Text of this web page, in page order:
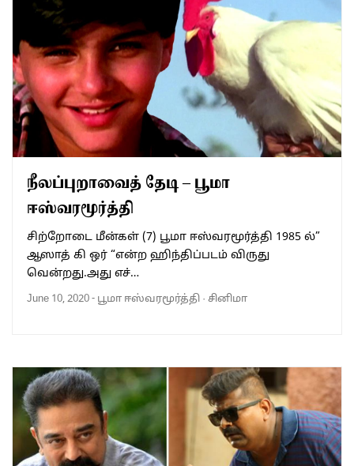
நீலப்புறாவைத் தேடி – பூமா
ஈஸ்வரமூர்த்தி
சிற்றோடை மீன்கள் (7) பூமா ஈஸ்வரமூர்த்தி 1985 ல்”
ஆஸாத் கி ஒர் “என்ற ஹிந்திப்படம் விருது
வென்றது.அது எச்…
June 10, 2020- பூமா ஈஸ்வரமூர்த்தி · சினிமா